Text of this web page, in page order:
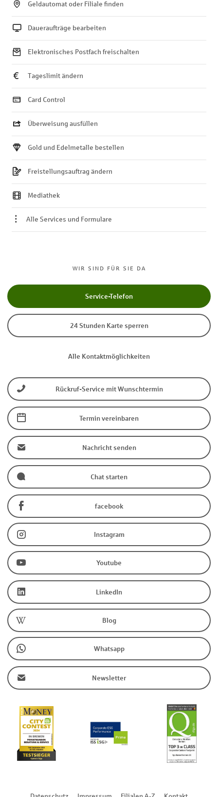
WIR SIND FÜR SIE DA
Service-Telefon
24 Stunden Karte sperren
Alle Kontaktmöglichkeiten
Rückruf-Service mit Wunschtermin
Termin vereinbaren
Nachricht senden
Chat starten
facebook
Instagram
Youtube
LinkedIn
Blog
Whatsapp
Newsletter
Geldautomat oder Filiale finden
Daueraufträge bearbeiten
Elektronisches Postfach freischalten
Tageslimit ändern
Card Control
Überweisung ausfüllen
Gold und Edelmetalle bestellen
Freistellungsauftrag ändern
Mediathek
Alle Services und Formulare